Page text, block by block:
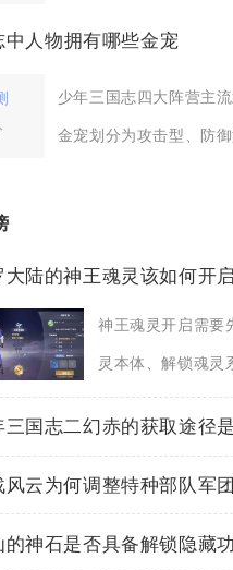
中人物拥有哪些金宠
少年三国志四大阵营主
金宠划分为攻击型、防御
大陆的神王魂灵该如何开启
神王魂灵开启需要
灵本体、解锁魂灵
时完成神位前置养
三国志二幻赤的获取途径
风云为何调整特种部队军团
的神石是否具备解锁隐藏